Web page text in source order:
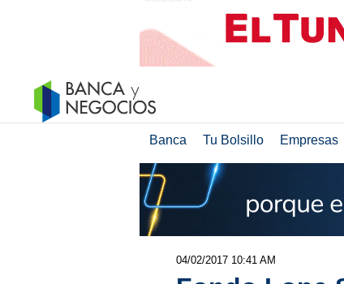
Banca Tu Bolsillo Empresas
04/02/2017 10:41 AM